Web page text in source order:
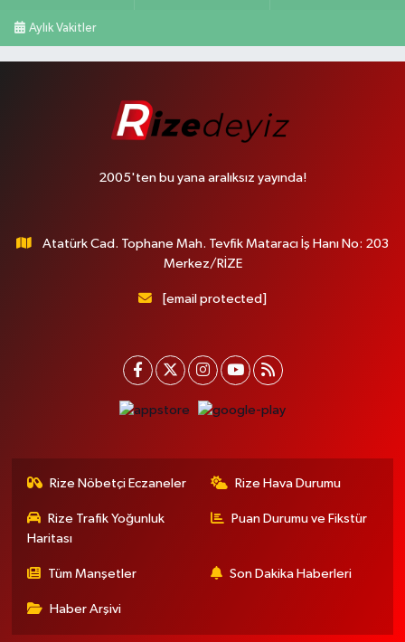
Aylık Vakitler
2005'ten bu yana aralıksız yayında!
Atatürk Cad. Tophane Mah. Tevfik Mataracı İş Hanı No: 203
Merkez/RİZE
[email protected]
Rize Nöbetçi Eczaneler Rize Hava Durumu
Rize Trafik Yoğunluk
Haritası
Puan Durumu ve Fikstür
Tüm Manşetler Son Dakika Haberleri
Haber Arşivi